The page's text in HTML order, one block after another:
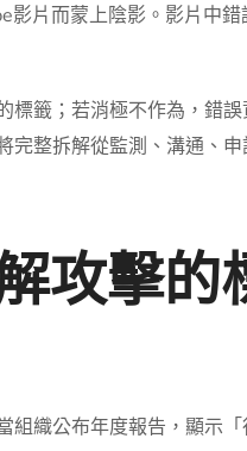
片而蒙上陰影。影片中
籤；若消極不作為，錯
整拆解從監測、溝通、
攻擊的
組織公布年度報告，顯示